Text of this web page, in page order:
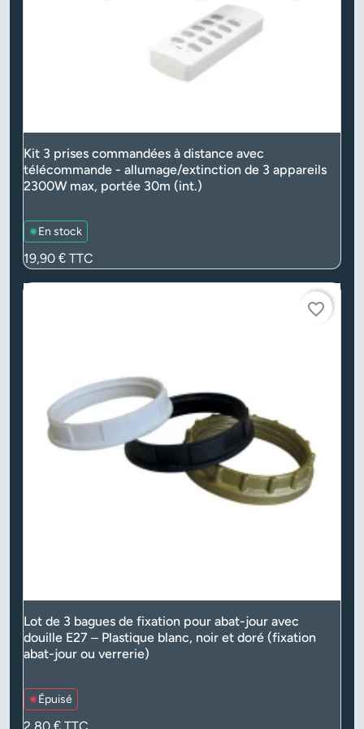
Kit 3 prises commandées à distance avec
télécommande - allumage/extinction de 3 appareils
2300W max, portée 30m (int.)
En stock
Prix
19,90 € TTC
favorite_border
Lot de 3 bagues de fixation pour abat-jour avec
douille E27 – Plastique blanc, noir et doré (fixation
abat-jour ou verrerie)
Épuisé